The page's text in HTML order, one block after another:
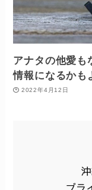
アナタの他愛も
情報になるかも
2022年4月12日